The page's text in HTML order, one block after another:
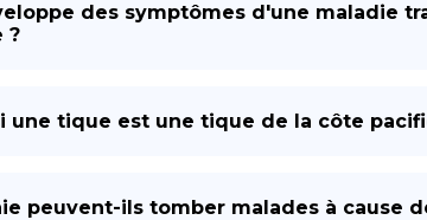
des symptômes d'une maladie
?
une tique est une tique de la côte
peuvent-ils tomber malades à cause